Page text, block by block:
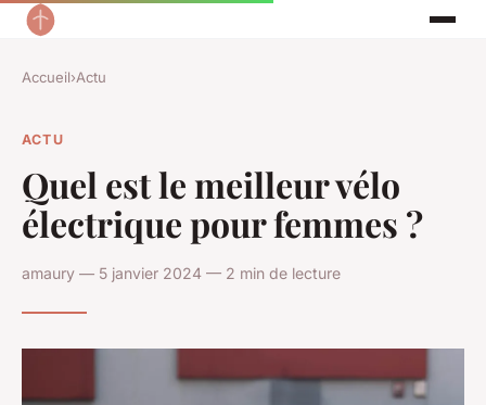
Accueil›Actu
ACTU
Quel est le meilleur vélo
électrique pour femmes ?
amaury — 5 janvier 2024 — 2 min de lecture